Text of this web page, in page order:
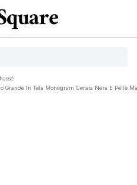
Grande In Tela Monogram Cerata Nera E Pelle